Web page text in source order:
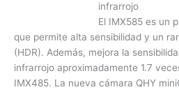
infrarrojo
El IMX585 es un
que permite alta sensibilidad y un
(HDR). Además, mejora la
infrarrojo aproximadamente 1.7
IMX485. La nueva cámara QHY